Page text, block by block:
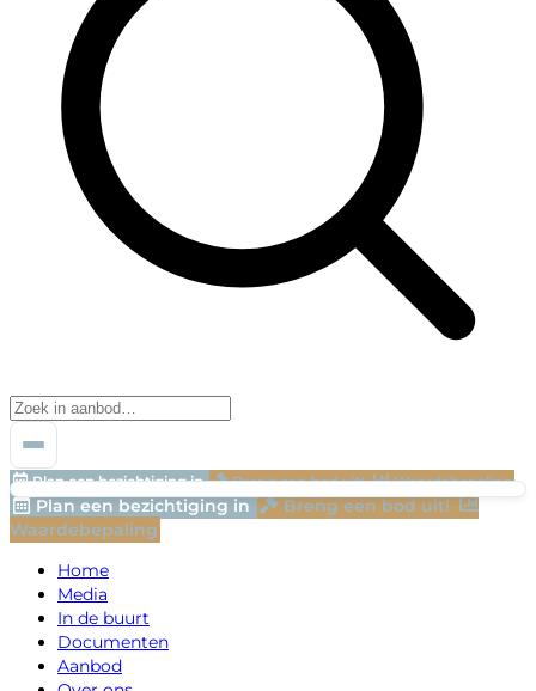
Plan een bezichtiging in Breng een bod uit! Waardebepaling
Plan een bezichtiging in
Breng een bod uit!
Waardebepaling
Home
Media
In de buurt
Documenten
Aanbod